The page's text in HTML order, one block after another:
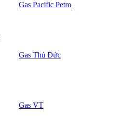
Gas Pacific Petro
Gas Thủ Đức
Gas VT